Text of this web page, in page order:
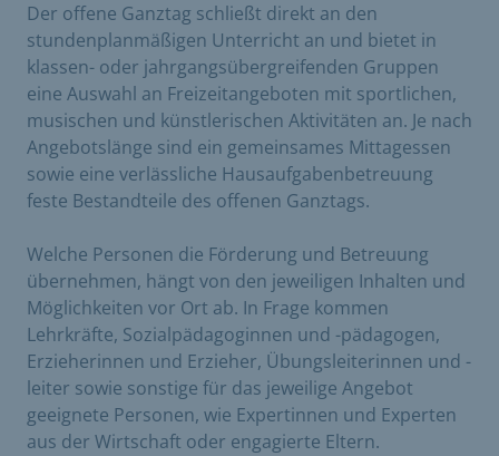
Der offene Ganztag schließt direkt an den
stundenplanmäßigen Unterricht an und bietet in
klassen- oder jahrgangsübergreifenden Gruppen
eine Auswahl an Freizeitangeboten mit sportlichen,
musischen und künstlerischen Aktivitäten an. Je nach
Angebotslänge sind ein gemeinsames Mittagessen
sowie eine verlässliche Hausaufgabenbetreuung
feste Bestandteile des offenen Ganztags.
Welche Personen die Förderung und Betreuung
übernehmen, hängt von den jeweiligen Inhalten und
Möglichkeiten vor Ort ab. In Frage kommen
Lehrkräfte, Sozialpädagoginnen und -pädagogen,
Erzieherinnen und Erzieher, Übungsleiterinnen und -
leiter sowie sonstige für das jeweilige Angebot
geeignete Personen, wie Expertinnen und Experten
aus der Wirtschaft oder engagierte Eltern.